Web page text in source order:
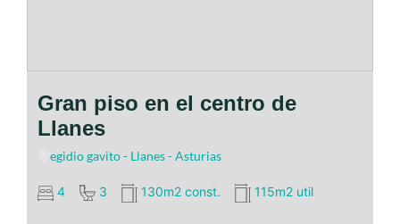
Gran piso en el centro de
Llanes
egidio gavito - Llanes - Asturias
4 3 130m2 const. 115m2 util